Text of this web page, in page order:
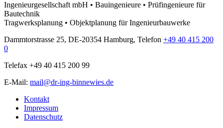
Ingenieurgesellschaft mbH • Bauingenieure • Prüfingenieure für
Bautechnik
Tragwerksplanung • Objektplanung für Ingenieurbauwerke
Dammtorstrasse 25, DE-20354 Hamburg, Telefon +49 40 415 200
0
Telefax +49 40 415 200 99
E-Mail: mail@dr-ing-binnewies.de
Kontakt
Impressum
Datenschutz